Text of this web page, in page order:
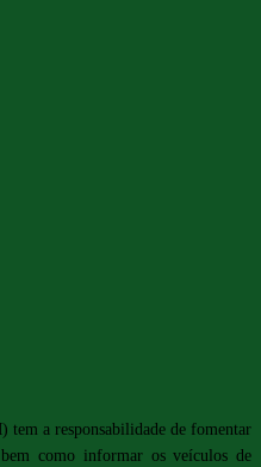
tem a responsabilidade de fomentar
como informar os veículos de